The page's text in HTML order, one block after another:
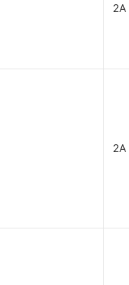
2A
2A